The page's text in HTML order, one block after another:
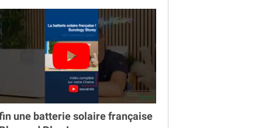
une batterie solaire française